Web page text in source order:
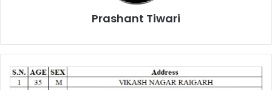
Prashant Tiwari
RGHNEWS
ब्रेकिंग